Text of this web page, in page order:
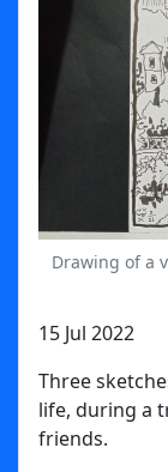
Drawing of a
15 Jul 2022
Three
life, during a
friends.